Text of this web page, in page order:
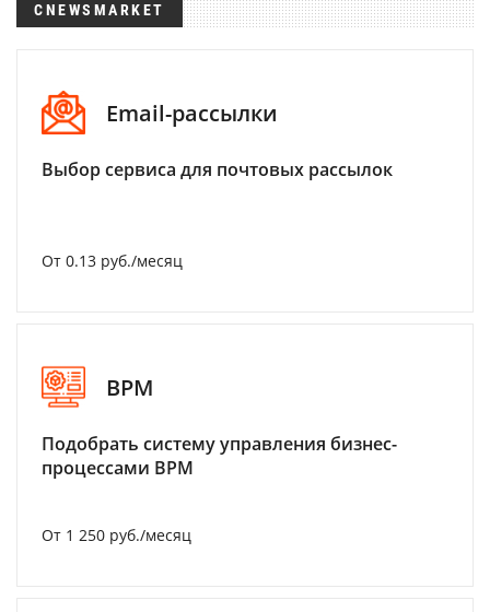
CNEWSMARKET
Email-рассылки
Выбор сервиса для почтовых рассылок
От 0.13 руб./месяц
BPM
Подобрать систему управления бизнес-
процессами BPM
От 1 250 руб./месяц